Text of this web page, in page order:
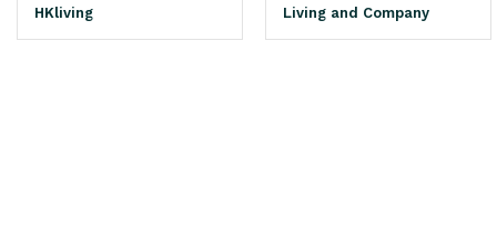
HKliving Living and Company